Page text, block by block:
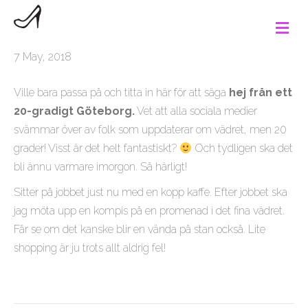
M
e
7 May, 2018
Ville bara passa på och titta in här för att säga hej från ett
20-gradigt Göteborg.Vet att alla sociala medier
svämmar över av folk som uppdaterar om vädret, men 20
grader! Visst är det helt fantastiskt?
Och tydligen ska det
bli ännu varmare imorgon. Så härligt!
Sitter på jobbet just nu med en kopp kaffe. Efter jobbet ska
jag möta upp en kompis på en promenad i det fina vädret.
Får se om det kanske blir en vända på stan också. Lite
shopping är ju trots allt aldrig fel!